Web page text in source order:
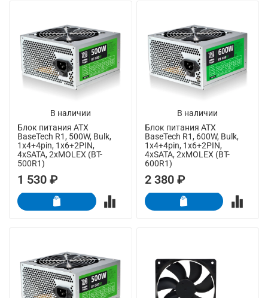
В наличии
Блок питания ATX
BaseTech R1, 500W, Bulk,
1x4+4pin, 1x6+2PIN,
4xSATA, 2xMOLEX (BT-
500R1)
1 530 ₽
В наличии
Блок питания ATX
BaseTech R1, 600W, Bulk,
1x4+4pin, 1x6+2PIN,
4xSATA, 2xMOLEX (BT-
600R1)
2 380 ₽